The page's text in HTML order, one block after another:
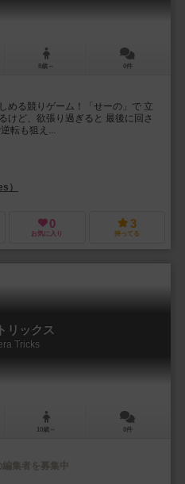
8歳～ 0件
める競りゲーム！「せーの」で 立
けど、欲張り過ぎると 最後に回さ
転も狙え...
）
0
お気に入り
3
持ってる
リックス
Tricks
10歳～ 0件
集者を募集中